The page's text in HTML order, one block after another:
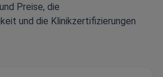
Preise, die
und die Klinikzertifizierungen